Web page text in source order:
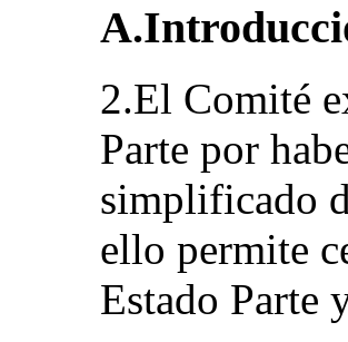
2.El Comité
Parte por
simplificado
ello permite
Estado Parte